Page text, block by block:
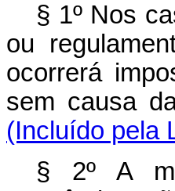
§ 1º Nos
ou
ocorrerá
sem causa
(Incluído pela
§ 2º A